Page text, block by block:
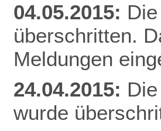
04.05.2015:
überschritten.
Meldungen
24.04.2015:
wurde